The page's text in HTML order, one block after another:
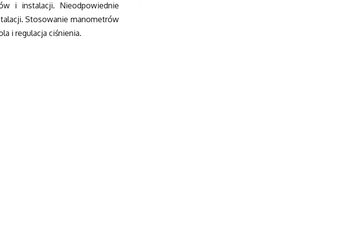
i instalacji. Nieodpowiednie
Stosowanie manometrów
i regulacja ciśnienia.